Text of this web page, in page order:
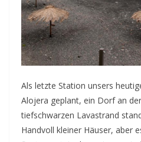
Als letzte Station unsers
Alojera geplant, ein Dorf an
tiefschwarzen Lavastrand
Handvoll kleiner Häuser, aber